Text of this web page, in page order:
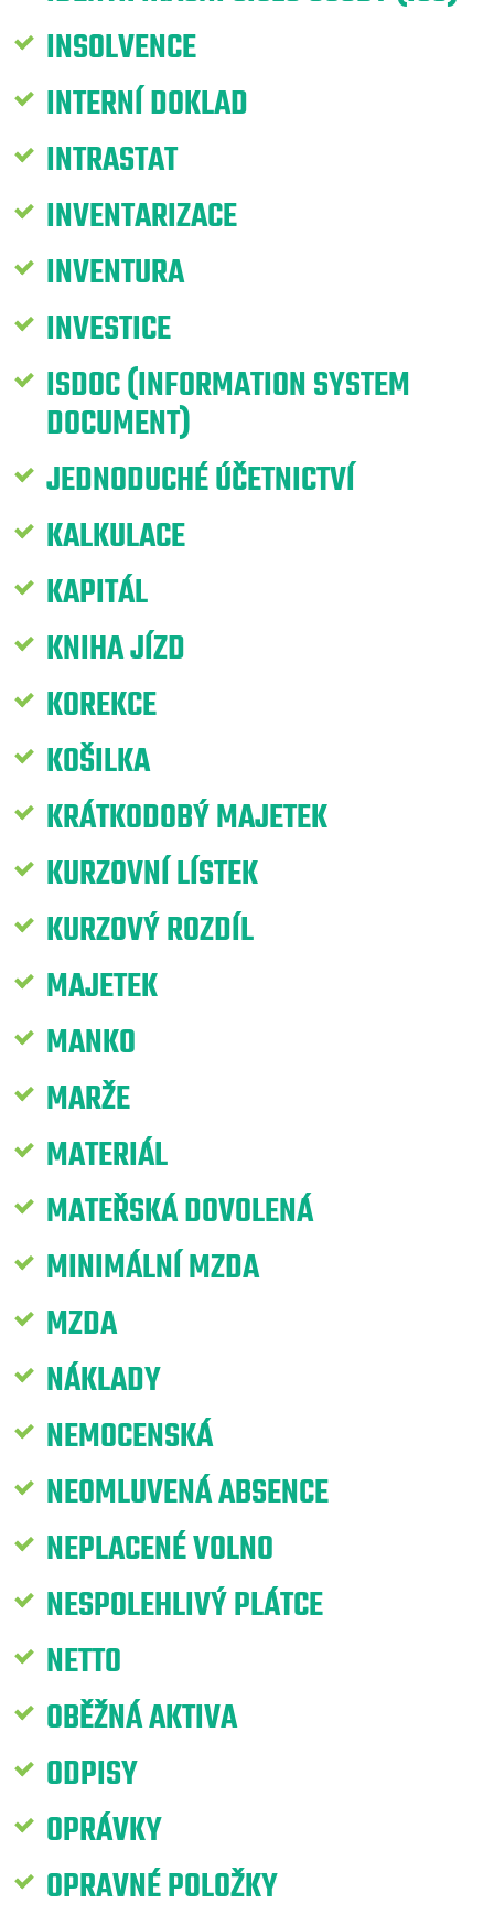
INSOLVENCE
INTERNÍ DOKLAD
INTRASTAT
INVENTARIZACE
INVENTURA
INVESTICE
ISDOC (INFORMATION SYSTEM
DOCUMENT)
JEDNODUCHÉ ÚČETNICTVÍ
KALKULACE
KAPITÁL
KNIHA JÍZD
KOREKCE
KOŠILKA
KRÁTKODOBÝ MAJETEK
KURZOVNÍ LÍSTEK
KURZOVÝ ROZDÍL
MAJETEK
MANKO
MARŽE
MATERIÁL
MATEŘSKÁ DOVOLENÁ
MINIMÁLNÍ MZDA
MZDA
NÁKLADY
NEMOCENSKÁ
NEOMLUVENÁ ABSENCE
NEPLACENÉ VOLNO
NESPOLEHLIVÝ PLÁTCE
NETTO
OBĚŽNÁ AKTIVA
ODPISY
OPRÁVKY
OPRAVNÉ POLOŽKY